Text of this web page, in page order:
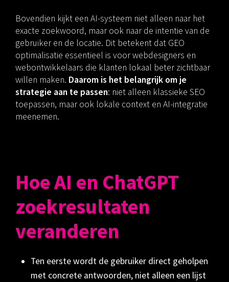
Bovendien kijkt een AI-systeem niet alleen naar het
exacte zoekwoord, maar ook naar de intentie van de
gebruiker en de locatie. Dit betekent dat GEO
optimalisatie essentieel is voor webdesigners en
webontwikkelaars die klanten lokaal beter zichtbaar
willen maken. Daarom is het belangrijk om je
strategie aan te passen: niet alleen klassieke SEO
toepassen, maar ook lokale context en AI-integratie
meenemen.
Hoe AI en ChatGPT
zoekresultaten
veranderen
Ten eerste wordt de gebruiker direct geholpen
met concrete antwoorden, niet alleen een lijst